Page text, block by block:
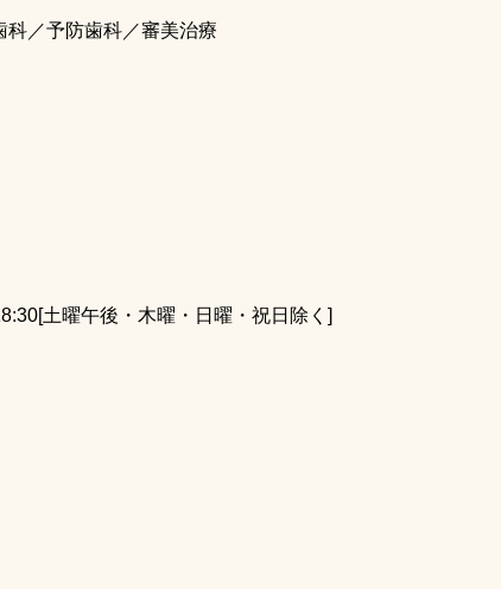
／予防歯科／審美治療
土曜午後・木曜・日曜・祝日除く]